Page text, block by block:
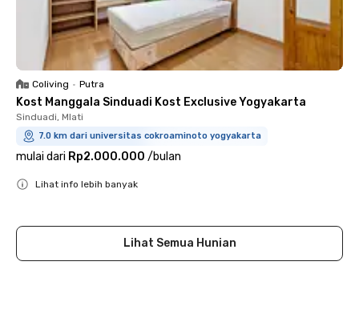
Coliving • Putra
Kost Manggala Sinduadi Kost Exclusive Yogyakarta
Sinduadi, Mlati
7.0 km dari universitas cokroaminoto yogyakarta
mulai dari Rp2.000.000 /bulan
Lihat info lebih banyak
Lihat Semua Hunian